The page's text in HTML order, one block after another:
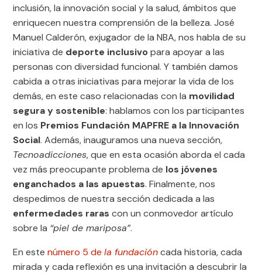
inclusión, la innovación social y la salud, ámbitos que
enriquecen nuestra comprensión de la belleza. José
Manuel Calderón, exjugador de la NBA, nos habla de su
iniciativa de deporte inclusivopara apoyar a las
personas con diversidad funcional. Y también damos
cabida a otras iniciativas para mejorar la vida de los
demás, en este caso relacionadas con la movilidad
segura y sostenible: hablamos con los participantes
en los Premios Fundación MAPFRE a la Innovación
Social. Además, inauguramos una nueva sección,
Tecnoadicciones, que en esta ocasión aborda el cada
vez más preocupante problema de los jóvenes
enganchados a las apuestas. Finalmente, nos
despedimos de nuestra sección dedicada a las
enfermedades raras con un conmovedor artículo
sobre la “piel de mariposa”.
En estenúmero 5 dela fundacióncada historia, cada
mirada y cada reflexión es una invitación a descubrir la